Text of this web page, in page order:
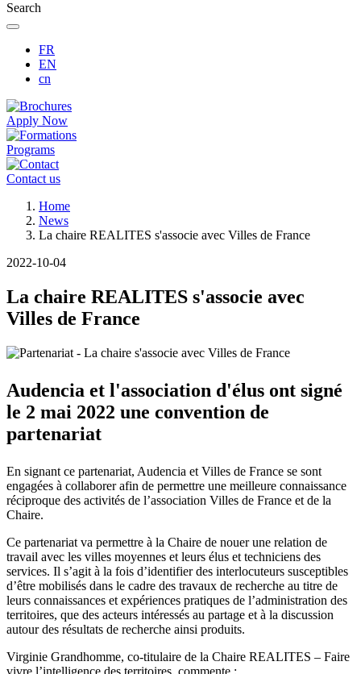
Search
FR
EN
cn
Apply Now
Programs
Contact us
Breadcrumb
Home
News
La chaire REALITES s'associe avec Villes de France
2022-10-04
La chaire REALITES s'associe avec
Villes de France
Audencia et l'association d'élus ont signé
le 2 mai 2022 une convention de
partenariat
En signant ce partenariat, Audencia et Villes de France se sont
engagées à collaborer afin de permettre une meilleure connaissance
réciproque des activités de l’association Villes de France et de la
Chaire.
Ce partenariat va permettre à la Chaire de nouer une relation de
travail avec les villes moyennes et leurs élus et techniciens des
services. Il s’agit à la fois d’identifier des interlocuteurs susceptibles
d’être mobilisés dans le cadre des travaux de recherche au titre de
leurs connaissances et expériences pratiques de l’administration des
territoires, que des acteurs intéressés au partage et à la discussion
autour des résultats de recherche ainsi produits.
Virginie Grandhomme, co-titulaire de la Chaire REALITES – Faire
vivre l’intelligence des territoires, commente :